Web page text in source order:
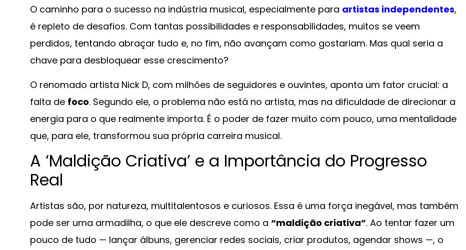
O caminho para o sucesso na indústria musical, especialmente para artistas independentes,
é repleto de desafios. Com tantas possibilidades e responsabilidades, muitos se veem
perdidos, tentando abraçar tudo e, no fim, não avançam como gostariam. Mas qual seria a
chave para desbloquear esse crescimento?
O renomado artista Nick D, com milhões de seguidores e ouvintes, aponta um fator crucial: a
falta de foco. Segundo ele, o problema não está no artista, mas na dificuldade de direcionar a
energia para o que realmente importa. É o poder de fazer muito com pouco, uma mentalidade
que, para ele, transformou sua própria carreira musical.
A ‘Maldição Criativa’ e a Importância do Progresso
Real
Artistas são, por natureza, multitalentosos e curiosos. Essa é uma força inegável, mas também
pode ser uma armadilha, o que ele descreve como a “maldição criativa”. Ao tentar fazer um
pouco de tudo — lançar álbuns, gerenciar redes sociais, criar produtos, agendar shows —, o